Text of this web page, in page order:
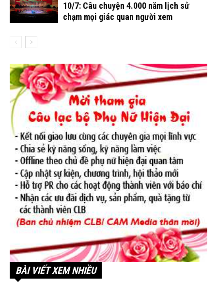
10/7: Câu chuyện 4.000 năm lịch sử
chạm mọi giác quan người xem
BÀI VIẾT XEM NHIỀU